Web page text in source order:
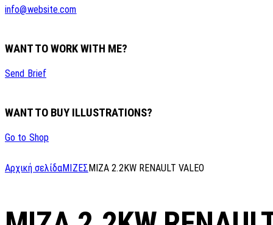
info@website.com
WANT TO WORK WITH ME?
Send Brief
WANT TO BUY ILLUSTRATIONS?
Go to Shop
Αρχική σελίδαΜΙΖΕΣ MIZA 2.2KW RENAULT VALEO